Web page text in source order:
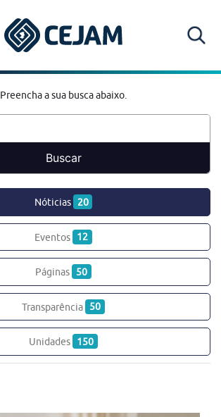
Preencha a sua busca abaixo.
Nóticias 20
Eventos 12
Páginas 50
Transparência 50
Unidades 150